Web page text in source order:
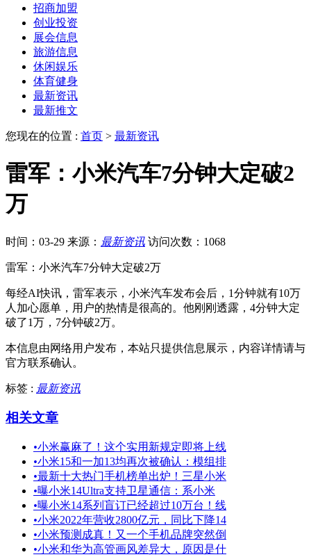
招商加盟
创业投资
展会信息
旅游信息
休闲娱乐
体育健身
最新资讯
最新推文
您现在的位置 : 首页 > 最新资讯
雷军：小米汽车7分钟大定破2
万
时间：03-29 来源： 最新资讯 访问次数：1068
雷军：小米汽车7分钟大定破2万
每经AI快讯，雷军表示，小米汽车发布会后，1分钟就有10万
人加心愿单，用户的热情是很高的。他刚刚透露，4分钟大定
破了1万，7分钟破2万。
本信息由网络用户发布， 本站只提供信息展示，内容详情请与
官方联系确认。
标签 : 最新资讯
相关文章
•小米赢麻了！这个实用新规定即将上线
•小米15和一加13均再次被确认：模组排
•最新十大热门手机榜单出炉！三星小米
•曝小米14Ultra支持卫星通信：系小米
•曝小米14系列盲订已经超过10万台！线
•小米2022年营收2800亿元，同比下降14
•小米预测成真！又一个手机品牌突然倒
•小米和华为高管画风差异大，原因是什